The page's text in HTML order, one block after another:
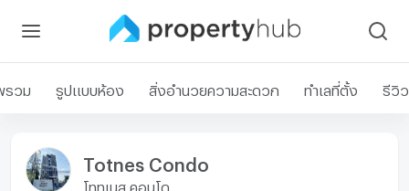
รวม รูปแบบห้อง สิ่งอำนวยความสะดวก ทำเลที่ตั้ง รีวิว
Totnes Condo
โททเนส คอนโด